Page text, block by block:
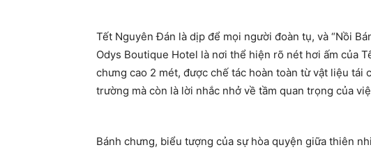
Tết Nguyên Đán là dịp để mọi người đoàn tụ, và “Nồi
Odys Boutique Hotel là nơi thể hiện rõ nét hơi ấm của
chưng cao 2 mét, được chế tác hoàn toàn từ vật liệu tái
trường mà còn là lời nhắc nhở về tầm quan trọng của
Bánh chưng, biểu tượng của sự hòa quyện giữa thiên